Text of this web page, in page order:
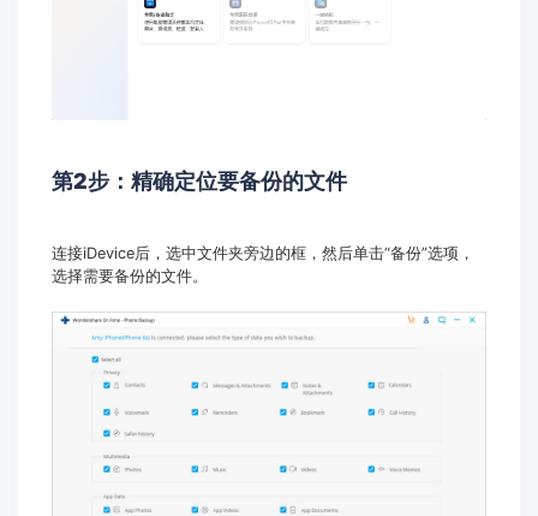
第2步： 精确定位要备份的文件
连接iDevice后，选中文件夹旁边的框，然后单击“备份”选项，
选择需要备份的文件。